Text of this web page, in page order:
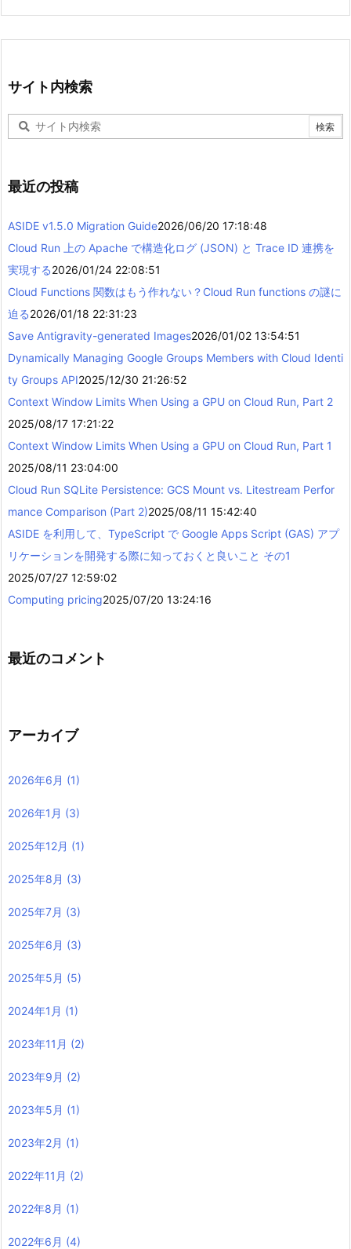
サイト内検索
最近の投稿
ASIDE v1.5.0 Migration Guide2026/06/20 17:18:48
Cloud Run 上の Apache で構造化ログ (JSON) と Trace ID 連携を
実現する2026/01/24 22:08:51
Cloud Functions 関数はもう作れない？Cloud Run functions の謎に
迫る2026/01/18 22:31:23
Save Antigravity-generated Images2026/01/02 13:54:51
Dynamically Managing Google Groups Members with Cloud Identi
ty Groups API2025/12/30 21:26:52
Context Window Limits When Using a GPU on Cloud Run, Part 2
2025/08/17 17:21:22
Context Window Limits When Using a GPU on Cloud Run, Part 1
2025/08/11 23:04:00
Cloud Run SQLite Persistence: GCS Mount vs. Litestream Perfor
mance Comparison (Part 2)2025/08/11 15:42:40
ASIDE を利用して、TypeScript で Google Apps Script (GAS) アプ
リケーションを開発する際に知っておくと良いこと その1
2025/07/27 12:59:02
Computing pricing2025/07/20 13:24:16
最近のコメント
アーカイブ
2026年6月 (1)
2026年1月 (3)
2025年12月 (1)
2025年8月 (3)
2025年7月 (3)
2025年6月 (3)
2025年5月 (5)
2024年1月 (1)
2023年11月 (2)
2023年9月 (2)
2023年5月 (1)
2023年2月 (1)
2022年11月 (2)
2022年8月 (1)
2022年6月 (4)